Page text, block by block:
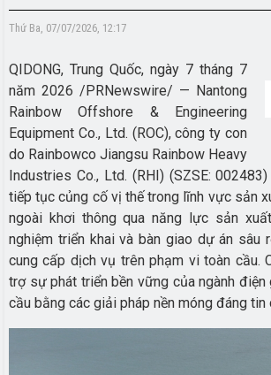
Thứ Ba, 07/07/2026, 12:17
QIDONG, Trung Quốc, ngày 7 tháng 7
năm 2026 /PRNewswire/ — Nantong
Rainbow Offshore & Engineering
Equipment Co., Ltd. (ROC), công ty con
do Rainbowco Jiangsu Rainbow Heavy
Industries Co., Ltd. (RHI) (SZSE:
tiếp tục củng cố vị thế trong lĩnh vực sản
ngoài khơi thông qua năng lực sản
nghiệm triển khai và bàn giao dự án sâu
cung cấp dịch vụ trên phạm vi toàn cầu.
trợ sự phát triển bền vững của ngành
cầu bằng các giải pháp nền móng đáng tin